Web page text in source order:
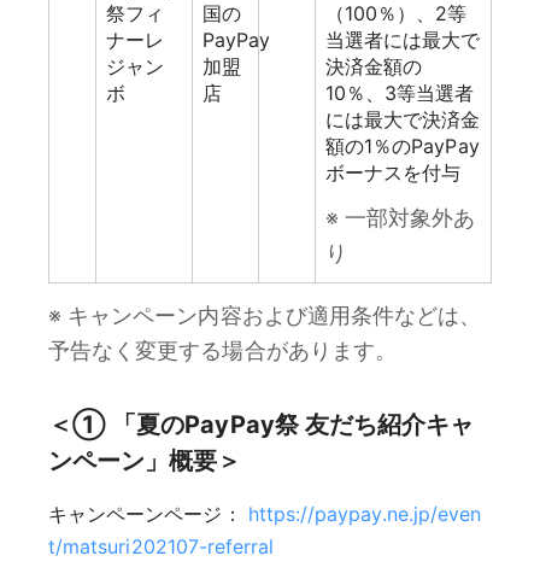
祭フィ
ナーレ
ジャン
ボ
国の
PayPay
加盟
店
（100％）、2等
当選者には最大で
決済金額の
10％、3等当選者
には最大で決済金
額の1％のPayPay
ボーナスを付与
※ 一部対象外あ
り
※ キャンペーン内容および適用条件などは、
予告なく変更する場合があります。
＜① 「夏のPayPay祭 友だち紹介キャ
ンペーン」概要＞
キャンペーンページ： https://paypay.ne.jp/even
t/matsuri202107-referral